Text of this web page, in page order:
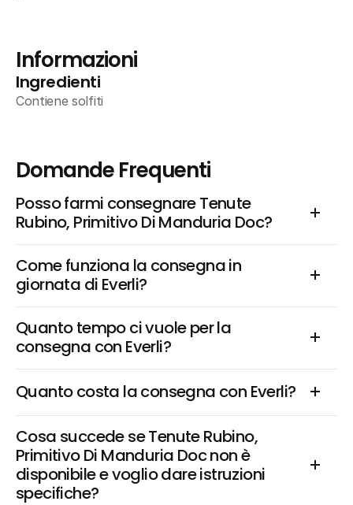
Informazioni
Ingredienti
Contiene solfiti
Domande Frequenti
Posso farmi consegnare Tenute
Rubino, Primitivo Di Manduria Doc?
Come funziona la consegna in
giornata di Everli?
Quanto tempo ci vuole per la
consegna con Everli?
Quanto costa la consegna con Everli?
Cosa succede se Tenute Rubino,
Primitivo Di Manduria Doc non è
disponibile e voglio dare istruzioni
specifiche?